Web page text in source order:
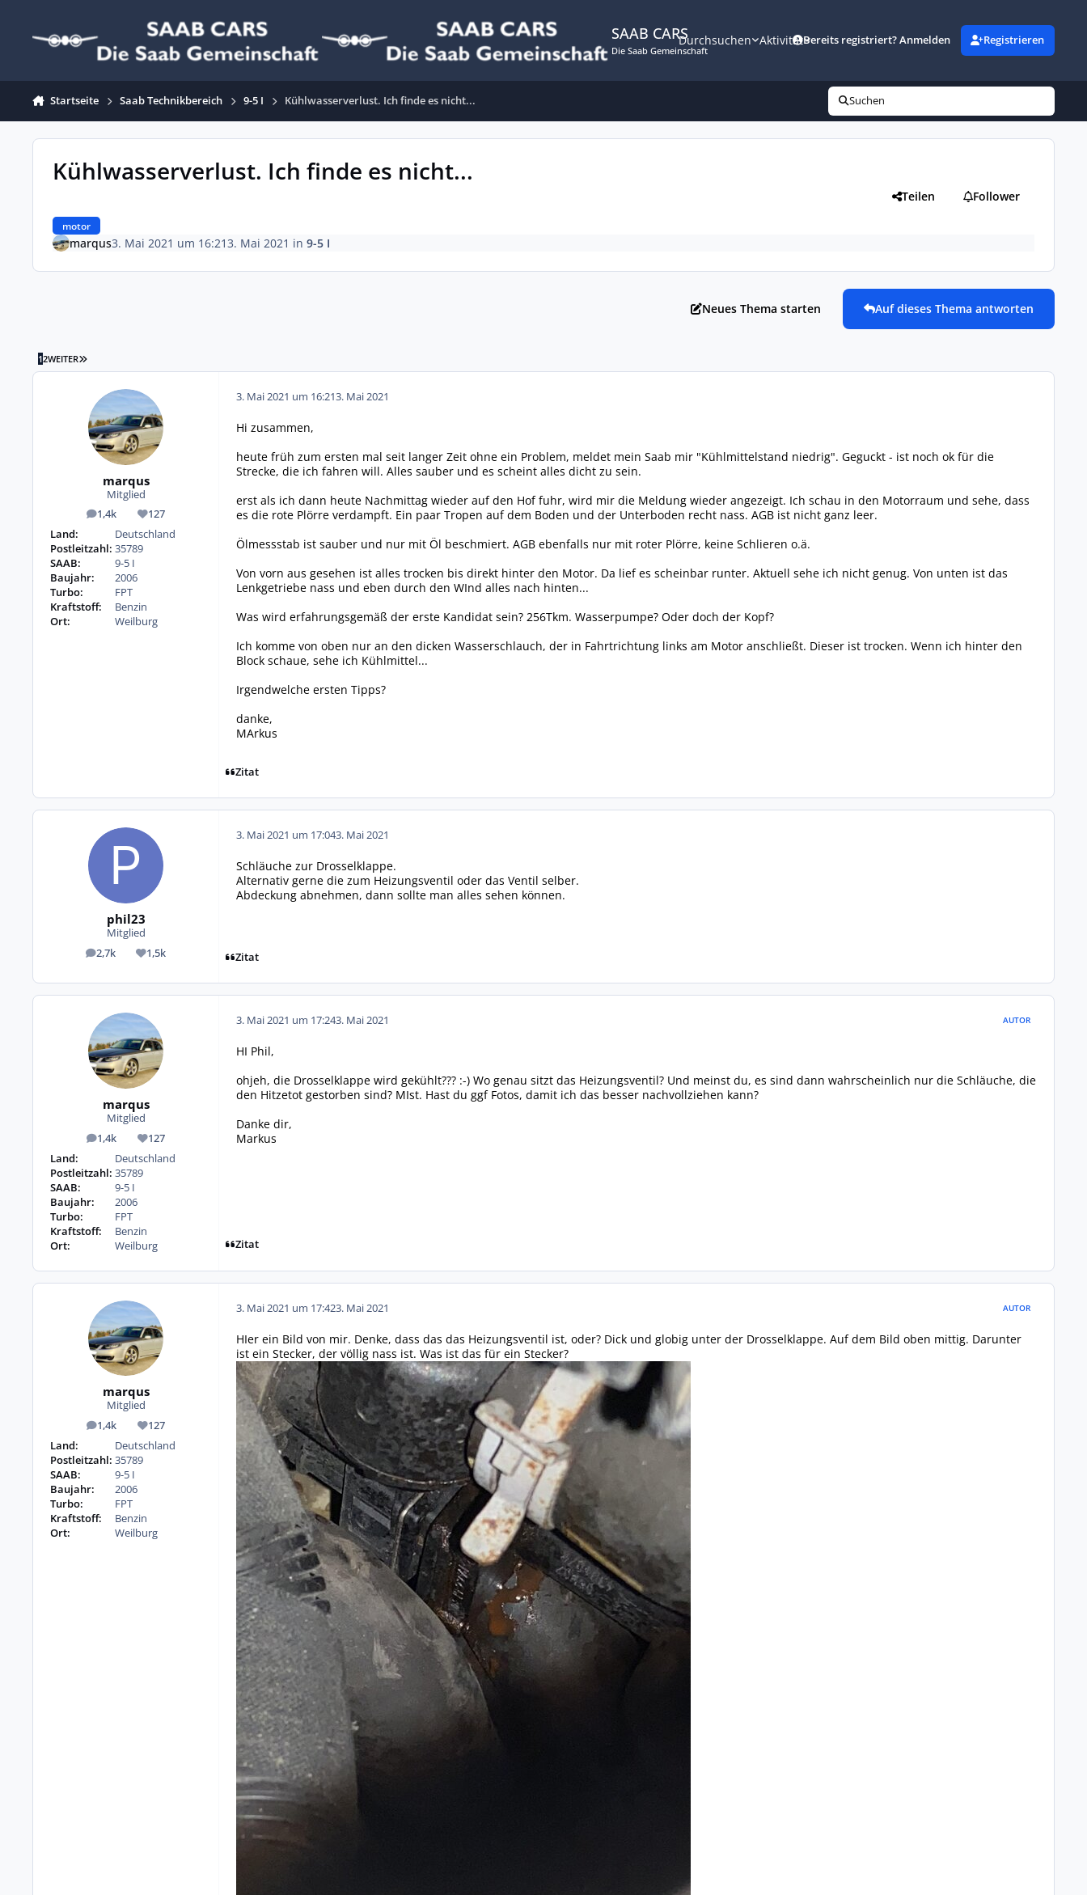
SAAB CARS
Die Saab Gemeinschaft
Durchsuchen AktivitätBereits registriert? Anmelden Registrieren
Startseite Saab Technikbereich 9-5 I Kühlwasserverlust. Ich finde es nicht... Suchen
Kühlwasserverlust. Ich finde es nicht...
motor
Teilen Follower
marqus3. Mai 2021 um 16:213. Mai 2021 in 9-5 I
Neues Thema starten Auf dieses Thema antworten
12WEITER LETZTE SEITE
marqus
Mitglied
1,4k
Beiträge 127
Reputation
Land:
Deutschland
Postleitzahl: 35789
SAAB:
9-5 I
Baujahr:
2006
Turbo:
FPT
Kraftstoff:
Benzin
Ort:
Weilburg
3. Mai 2021 um 16:213. Mai 2021
Hi zusammen,
heute früh zum ersten mal seit langer Zeit ohne ein Problem, meldet mein Saab mir "Kühlmittelstand niedrig". Geguckt - ist noch ok für die
Strecke, die ich fahren will. Alles sauber und es scheint alles dicht zu sein.
erst als ich dann heute Nachmittag wieder auf den Hof fuhr, wird mir die Meldung wieder angezeigt. Ich schau in den Motorraum und sehe, dass
es die rote Plörre verdampft. Ein paar Tropen auf dem Boden und der Unterboden recht nass. AGB ist nicht ganz leer.
Ölmessstab ist sauber und nur mit Öl beschmiert. AGB ebenfalls nur mit roter Plörre, keine Schlieren o.ä.
Von vorn aus gesehen ist alles trocken bis direkt hinter den Motor. Da lief es scheinbar runter. Aktuell sehe ich nicht genug. Von unten ist das
Lenkgetriebe nass und eben durch den WInd alles nach hinten...
Was wird erfahrungsgemäß der erste Kandidat sein? 256Tkm. Wasserpumpe? Oder doch der Kopf?
Ich komme von oben nur an den dicken Wasserschlauch, der in Fahrtrichtung links am Motor anschließt. Dieser ist trocken. Wenn ich hinter den
Block schaue, sehe ich Kühlmittel...
Irgendwelche ersten Tipps?
danke,
MArkus
Zitat
phil23
Mitglied
2,7k
Beiträge 1,5k
Reputation
3. Mai 2021 um 17:043. Mai 2021
Schläuche zur Drosselklappe.
Alternativ gerne die zum Heizungsventil oder das Ventil selber.
Abdeckung abnehmen, dann sollte man alles sehen können.
Zitat
marqus
Mitglied
1,4k
Beiträge 127
Reputation
Land:
Deutschland
Postleitzahl: 35789
SAAB:
9-5 I
Baujahr:
2006
Turbo:
FPT
Kraftstoff:
Benzin
Ort:
Weilburg
3. Mai 2021 um 17:243. Mai 2021 AUTOR
HI Phil,
ohjeh, die Drosselklappe wird gekühlt??? :-) Wo genau sitzt das Heizungsventil? Und meinst du, es sind dann wahrscheinlich nur die Schläuche, die
den Hitzetot gestorben sind? MIst. Hast du ggf Fotos, damit ich das besser nachvollziehen kann?
Danke dir,
Markus
Zitat
marqus
Mitglied
1,4k
Beiträge 127
Reputation
Land:
Deutschland
Postleitzahl: 35789
SAAB:
9-5 I
Baujahr:
2006
Turbo:
FPT
Kraftstoff:
Benzin
Ort:
Weilburg
3. Mai 2021 um 17:423. Mai 2021 AUTOR
HIer ein Bild von mir. Denke, dass das das Heizungsventil ist, oder? Dick und globig unter der Drosselklappe. Auf dem Bild oben mittig. Darunter
ist ein Stecker, der völlig nass ist. Was ist das für ein Stecker?